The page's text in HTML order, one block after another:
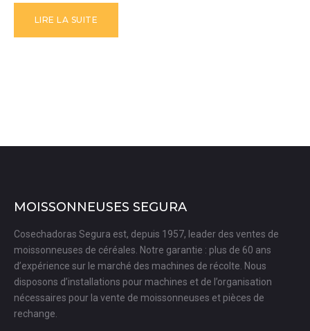
LIRE LA SUITE
MOISSONNEUSES SEGURA
Cosechadoras Segura est, depuis 1957, leader des ventes de
moissonneuses de céréales. Notre garantie : plus de 60 ans
d’expérience sur le marché des machines de récolte. Nous
disposons d’installations pour machines et de l’organisation
nécessaires pour la vente de moissonneuses et pièces de
rechange.